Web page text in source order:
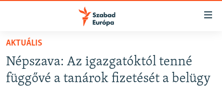
Akadálymentes
Ugrás
fő
oldalra
Ugrás
AKTUÁLIS
PODCASTOK
AKTUÁLIS
Népszava: Az igazgatóktól tenné
függővé a tanárok fizetését a belügy